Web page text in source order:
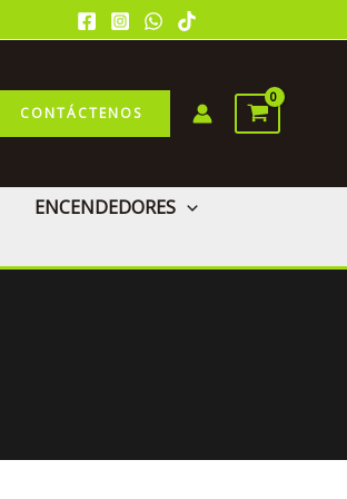
CONTÁCTENOS
ENCENDEDORES